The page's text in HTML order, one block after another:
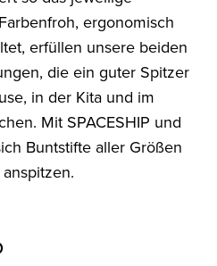
ergonomisch
erfüllen unsere beiden
die ein guter Spitzer
in der Kita und im
Mit SPACESHIP und
Buntstifte aller Größen